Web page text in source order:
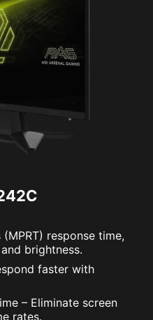
response time,
brightness.
faster with
– Eliminate screen
rates.